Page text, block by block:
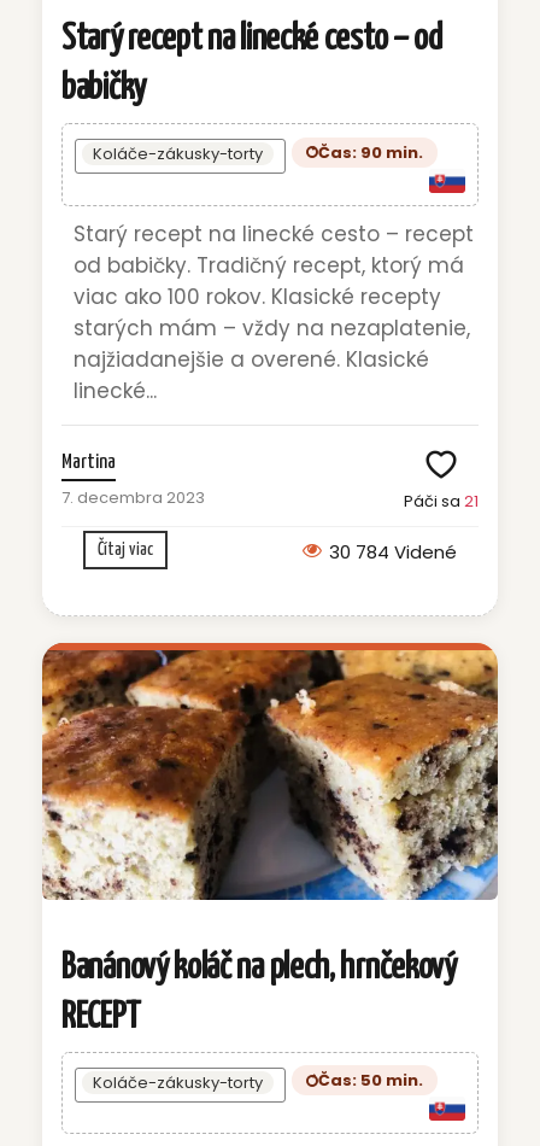
Starý recept na linecké cesto – od
babičky
Čas: 90 min.
Koláče-zákusky-torty
Starý recept na linecké cesto – recept
od babičky. Tradičný recept, ktorý má
viac ako 100 rokov. Klasické recepty
starých mám – vždy na nezaplatenie,
najžiadanejšie a overené. Klasické
linecké...
Martina
7. decembra 2023 Páči sa 21
Čítaj viac 30 784 Videné
Banánový koláč na plech, hrnčekový
RECEPT
Čas: 50 min.
Koláče-zákusky-torty